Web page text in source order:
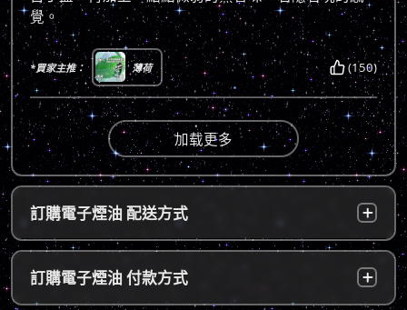
覺。
*買家主推： 薄荷 (150)
加载更多
訂購電子煙油 配送方式
台灣本島：
a. 黑貓宅配：訂單成立後，24小時內寄出，2
～5個工作天內可送達指定地址。
訂購電子煙油 付款方式